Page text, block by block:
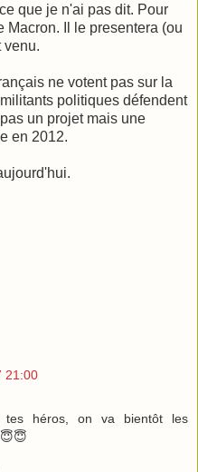
que je n'ai pas dit. Pour
Macron. Il le presentera (ou
venu.
ne votent pas sur la
politiques défendent
un projet mais une
en 2012.
21:00
héros, on va bientôt les